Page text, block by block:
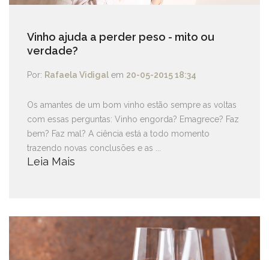
Vinho ajuda a perder peso - mito ou
verdade?
Por: Rafaela Vidigal em 20-05-2015 18:34
Os amantes de um bom vinho estão sempre as voltas
com essas perguntas: Vinho engorda? Emagrece? Faz
bem? Faz mal? A ciência está a todo momento
trazendo novas conclusões e as ...
Leia Mais